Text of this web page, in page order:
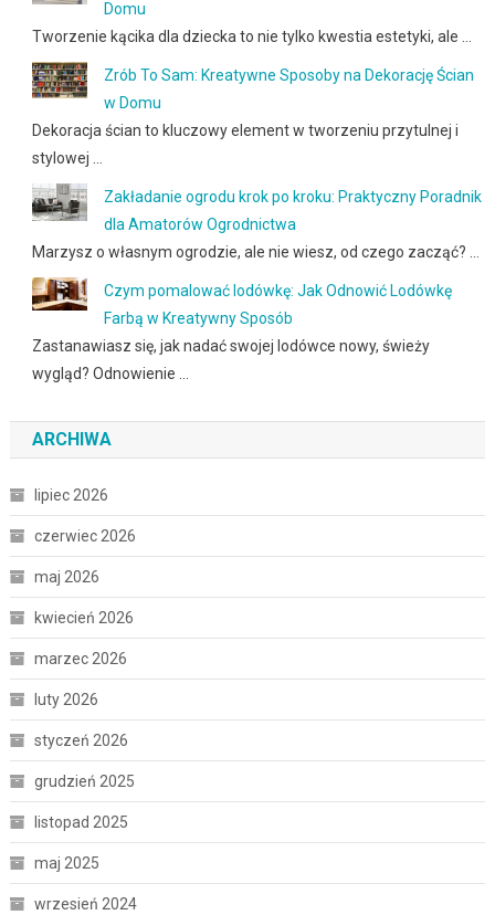
Domu
Tworzenie kącika dla dziecka to nie tylko kwestia estetyki, ale …
Zrób To Sam: Kreatywne Sposoby na Dekorację Ścian
w Domu
Dekoracja ścian to kluczowy element w tworzeniu przytulnej i
stylowej …
Zakładanie ogrodu krok po kroku: Praktyczny Poradnik
dla Amatorów Ogrodnictwa
Marzysz o własnym ogrodzie, ale nie wiesz, od czego zacząć? …
Czym pomalować lodówkę: Jak Odnowić Lodówkę
Farbą w Kreatywny Sposób
Zastanawiasz się, jak nadać swojej lodówce nowy, świeży
wygląd? Odnowienie …
ARCHIWA
lipiec 2026
czerwiec 2026
maj 2026
kwiecień 2026
marzec 2026
luty 2026
styczeń 2026
grudzień 2025
listopad 2025
maj 2025
wrzesień 2024